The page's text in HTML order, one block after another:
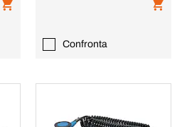
Confronta